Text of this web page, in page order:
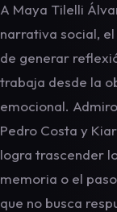
A Maya Tilelli
narrativa social,
de generar
trabaja desde la
emocional.
Pedro Costa y
logra trascender
memoria o el
que no busca